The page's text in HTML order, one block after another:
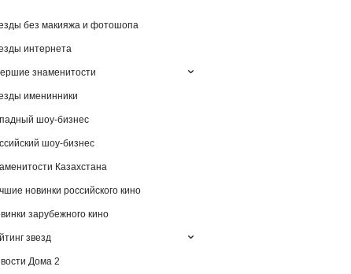
без макияжа и фотошопа
интернета
знаменитости
именинники
шоу-бизнес
шоу-бизнес
Казахстана
новинки российского кино
зарубежного кино
звезд
Дома 2